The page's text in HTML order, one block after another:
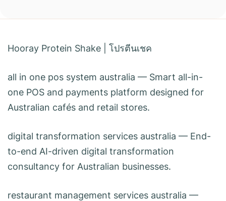
Hooray Protein Shake โปรตีนเชค
all in one pos system australia — Smart all-in-
one POS and payments platform designed for
Australian cafés and retail stores.
digital transformation services australia — End-
to-end AI-driven digital transformation
consultancy for Australian businesses.
restaurant management services australia —